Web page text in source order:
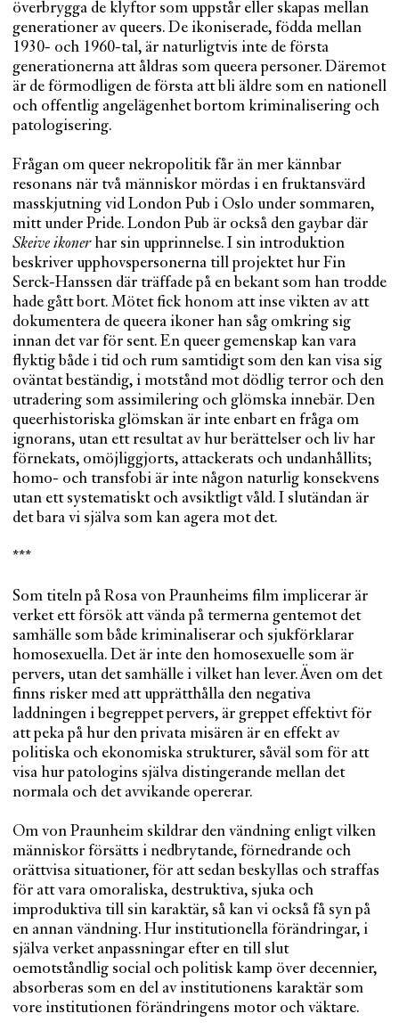
överbrygga de klyftor som uppstår eller skapas mellan
generationer av queers. De ikoniserade, födda mellan
1930- och 1960-tal, är naturligtvis inte de första
generationerna att åldras som queera personer. Däremot
är de förmodligen de första att bli äldre som en nationell
och offentlig angelägenhet bortom kriminalisering och
patologisering.
Frågan om queer nekropolitik får än mer kännbar
resonans när två människor mördas i en fruktansvärd
masskjutning vid London Pub i Oslo under sommaren,
mitt under Pride. London Pub är också den gaybar där
Skeive ikonerhar sin upprinnelse. I sin introduktion
beskriver upphovspersonerna till projektet hur Fin
Serck-Hanssen där träffade på en bekant som han trodde
hade gått bort. Mötet fick honom att inse vikten av att
dokumentera de queera ikoner han såg omkring sig
innan det var för sent. En queer gemenskap kan vara
flyktig både i tid och rum samtidigt som den kan visa sig
oväntat beständig, i motstånd mot dödlig terror och den
utradering som assimilering och glömska innebär. Den
queerhistoriska glömskan är inte enbart en fråga om
ignorans, utan ett resultat av hur berättelser och liv har
förnekats, omöjliggjorts, attackerats och undanhållits;
homo- och transfobi är inte någon naturlig konsekvens
utan ett systematiskt och avsiktligt våld. I slutändan är
det bara vi själva som kan agera mot det.
***
Som titeln på Rosa von Praunheims film implicerar är
verket ett försök att vända på termerna gentemot det
samhälle som både kriminaliserar och sjukförklarar
homosexuella. Det är inte den homosexuelle som är
pervers, utan det samhälle i vilket han lever. Även om det
finns risker med att upprätthålla den negativa
laddningen i begreppet pervers, är greppet effektivt för
att peka på hur den privata misären är en effekt av
politiska och ekonomiska strukturer, såväl som för att
visa hur patologins själva distingerande mellan det
normala och det avvikande opererar.
Om von Praunheim skildrar den vändning enligt vilken
människor försätts i nedbrytande, förnedrande och
orättvisa situationer, för att sedan beskyllas och straffas
för att vara omoraliska, destruktiva, sjuka och
improduktiva till sin karaktär, så kan vi också få syn på
en annan vändning. Hur institutionella förändringar, i
själva verket anpassningar efter en till slut
oemotståndlig social och politisk kamp över decennier,
absorberas som en del av institutionens karaktär som
vore institutionen förändringens motor och väktare.